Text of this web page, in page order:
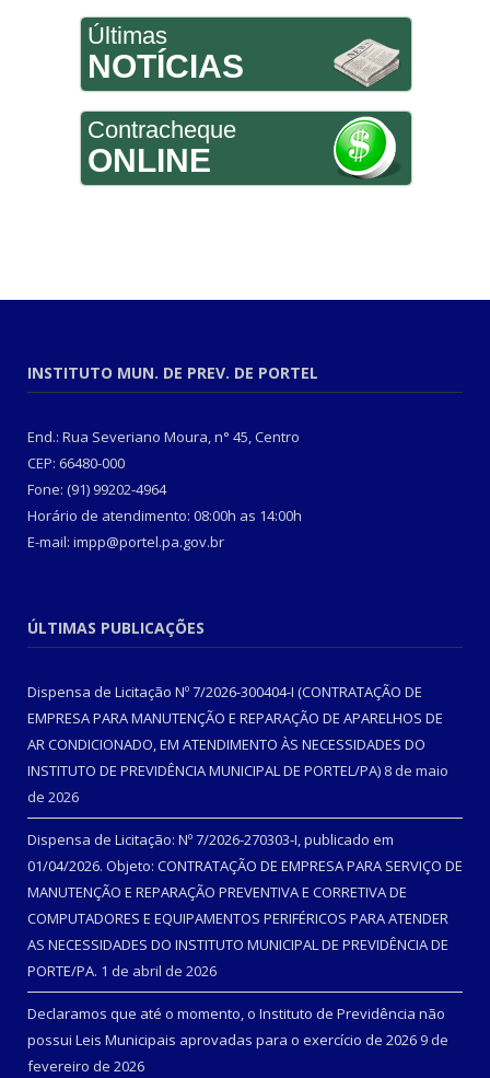
Últimas
NOTÍCIAS
Contracheque
ONLINE
INSTITUTO MUN. DE PREV. DE PORTEL
End.: Rua Severiano Moura, n° 45, Centro
CEP: 66480-000
Fone: (91) 99202-4964
Horário de atendimento: 08:00h as 14:00h
E-mail: impp@portel.pa.gov.br
ÚLTIMAS PUBLICAÇÕES
Dispensa de Licitação Nº 7/2026-300404-I (CONTRATAÇÃO DE
EMPRESA PARA MANUTENÇÃO E REPARAÇÃO DE APARELHOS DE
AR CONDICIONADO, EM ATENDIMENTO ÀS NECESSIDADES DO
INSTITUTO DE PREVIDÊNCIA MUNICIPAL DE PORTEL/PA) 8 de maio
de 2026
Dispensa de Licitação: Nº 7/2026-270303-I, publicado em
01/04/2026. Objeto: CONTRATAÇÃO DE EMPRESA PARA SERVIÇO DE
MANUTENÇÃO E REPARAÇÃO PREVENTIVA E CORRETIVA DE
COMPUTADORES E EQUIPAMENTOS PERIFÉRICOS PARA ATENDER
AS NECESSIDADES DO INSTITUTO MUNICIPAL DE PREVIDÊNCIA DE
PORTE/PA. 1 de abril de 2026
Declaramos que até o momento, o Instituto de Previdência não
possui Leis Municipais aprovadas para o exercício de 2026 9 de
fevereiro de 2026